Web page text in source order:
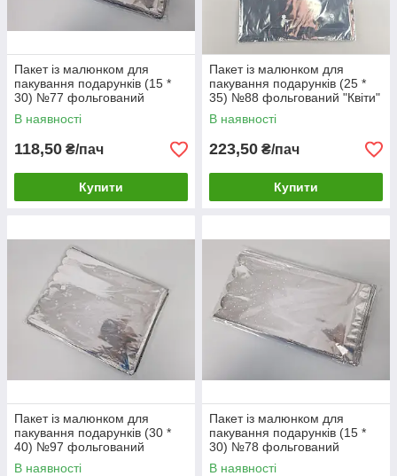
Пакет із малюнком для
пакування подарунків (15 *
30) №77 фольгований
"Конфетті" (100 шт)
В наявності
118,50 ₴/пач
Купити
Пакет із малюнком для
пакування подарунків (25 *
35) №88 фольгований "Квіти"
(100 шт)
В наявності
223,50 ₴/пач
Купити
Пакет із малюнком для
пакування подарунків (30 *
40) №97 фольгований
"Сніжинка" (100 шт)
В наявності
Пакет із малюнком для
пакування подарунків (15 *
30) №78 фольгований
"Крапелька" (100 шт)
В наявності